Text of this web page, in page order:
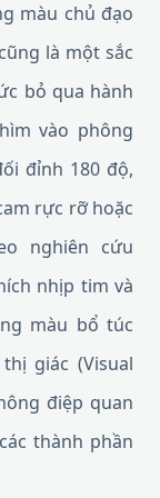
màu chủ đạo
là một sắc
bỏ qua hành
vào phông
đỉnh 180 độ,
rực rỡ hoặc
nghiên cứu
nhịp tim và
màu bổ túc
giác (Visual
điệp quan
thành phần